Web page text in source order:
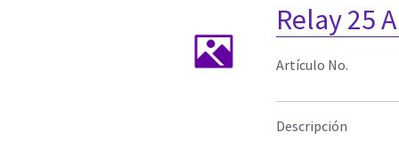
Relay 25
Artículo No.
Descripción